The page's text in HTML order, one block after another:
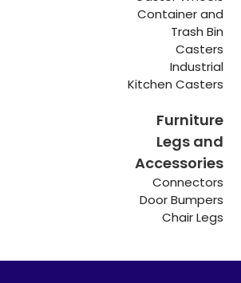
Container and
Trash Bin
Casters
Industrial
Kitchen Casters
Furniture
Legs and
Accessories
Connectors
Door Bumpers
Chair Legs